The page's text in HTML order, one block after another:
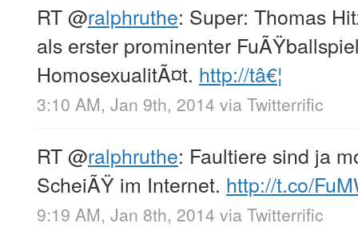
RT@ralphruthe: Super: Thomas
als erster prominenter
HomosexualitÃ¤t. http://tâ€¦
3:10 AM, Jan 9th, 2014 via Twitterrific
RT@ralphruthe: Faultiere sind ja
ScheiÃŸ im Internet. http://t.co/
9:19 AM, Jan 8th, 2014 via Twitterrific